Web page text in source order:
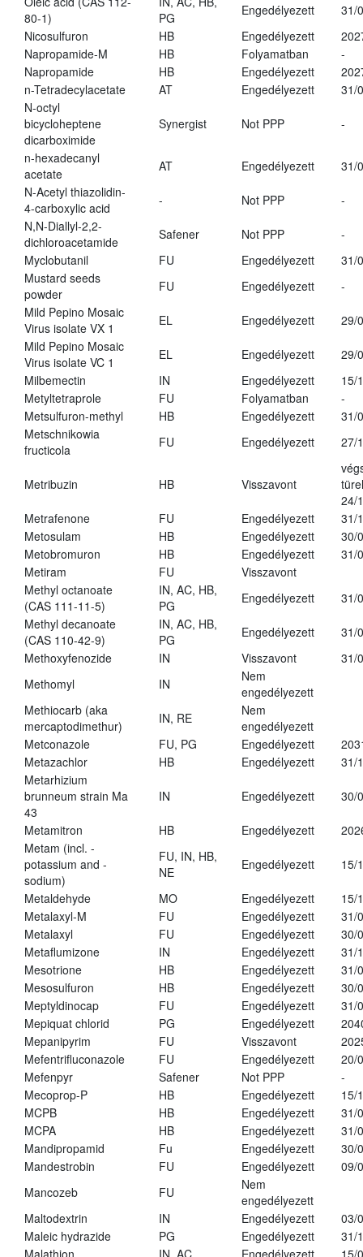
80-1)
PG
Engedélyezett
31/
Nicosulfuron
HB Engedélyezett
Napropamide-M
HB Folyamatban
-
Napropamide
HB Engedélyezett
n-Tetradecylacetate
AT Engedélyezett
31/
N-octyl
bicycloheptene
dicarboximide
Synergist Not PPP -
n-hexadecanyl
acetate
AT Engedélyezett
31/
N-Acetyl thiazolidin-
4-carboxylic acid
- Not PPP
-
N,N-Diallyl-2,2-
dichloroacetamide
Safener Not PPP
-
Myclobutanil
FU Engedélyezett
31/
Mustard seeds
powder
FU Engedélyezett
-
Mild Pepino Mosaic
Virus isolate VX 1
EL Engedélyezett
29/
Mild Pepino Mosaic
Virus isolate VC 1
EL Engedélyezett
29/
Milbemectin
IN Engedélyezett
15/
Metyltetraprole
FU Folyamatban
-
Metsulfuron-methyl
HB Engedélyezett
31/
Metschnikowia
fructicola
FU Engedélyezett 27/
Metribuzin HB Visszavont
24/
Metrafenone
FU Engedélyezett
31/
Metosulam
HB Engedélyezett
30/
Metobromuron
HB Engedélyezett
31/
Metiram
FU
Visszavont
Methyl octanoate
(CAS 111-11-5)
IN, AC, HB,
PG
Engedélyezett
31/
Methyl decanoate
(CAS 110-42-9)
IN, AC, HB,
PG
Engedélyezett
31/
Methoxyfenozide
IN Visszavont
31/
Methomyl
IN
Nem
engedélyezett
Methiocarb (aka
mercaptodimethur)
IN, RE
Nem
engedélyezett
Metconazole
FU, PG Engedélyezett
Metazachlor
HB Engedélyezett
31/
Metarhizium
brunneum strain Ma
43
IN Engedélyezett 30/
Metamitron HB Engedélyezett
Metam (incl. -
potassium and -
sodium)
FU, IN, HB,
NE
Engedélyezett 15/
Metaldehyde MO Engedélyezett
15/
Metalaxyl-M
FU Engedélyezett
31/
Metalaxyl
FU Engedélyezett
30/
Metaflumizone
IN Engedélyezett
31/
Mesotrione
HB Engedélyezett
31/
Mesosulfuron
HB Engedélyezett
30/
Meptyldinocap
FU Engedélyezett
31/
Mepiquat chlorid
PG Engedélyezett
Mepanipyrim
FU Visszavont
Mefentrifluconazole
FU Engedélyezett
20/
Mefenpyr
Safener Not PPP
-
Mecoprop-P
HB Engedélyezett
15/
MCPB
HB Engedélyezett
31/
MCPA
HB Engedélyezett
31/
Mandipropamid
Fu Engedélyezett
30/
Mandestrobin
FU Engedélyezett
09/
Mancozeb
FU
Nem
engedélyezett
Maltodextrin
IN Engedélyezett
03/
Maleic hydrazide
PG Engedélyezett
31/